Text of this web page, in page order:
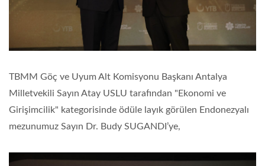
TBMM Göç ve Uyum Alt Komisyonu Başkanı Antalya
Milletvekili Sayın Atay USLU tarafından "Ekonomi ve
Girişimcilik" kategorisinde ödüle layık görülen Endonezyalı
mezunumuz Sayın Dr. Budy SUGANDI’ye,